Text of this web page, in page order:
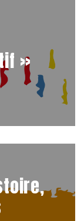
»